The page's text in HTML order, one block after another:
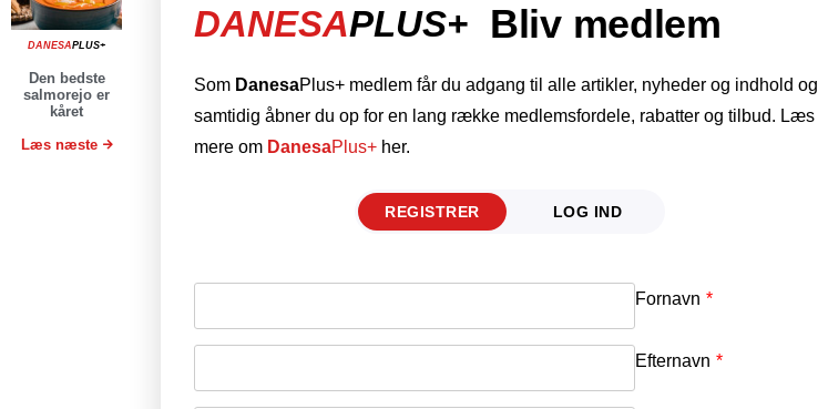
DANESAPLUS+
Den bedste
salmorejo er
kåret
Læs næste
DANESAPLUS+ Bliv medlem
Som DanesaPlus+ medlem får du adgang til alle artikler, nyheder og indhold og
samtidig åbner du op for en lang række medlemsfordele, rabatter og tilbud. Læs
mere om DanesaPlus+ her.
REGISTRER LOG IND
Fornavn *
Efternavn *
E-mail
Adgangskode